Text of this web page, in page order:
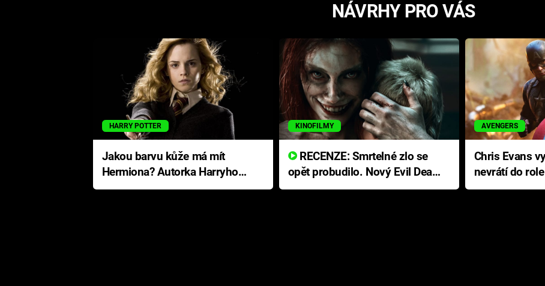
NÁVRHY PRO VÁS
HARRY POTTER
Jakou barvu kůže má mít
Hermiona? Autorka Harryho
Pottera přišla s ráznou
KINOFILMY
RECENZE: Smrtelné zlo se
opět probudilo. Nový Evil Dead
přichází s neodolatelnou
AVENGERS
Chris Evans
nevrátí do
Ameriky